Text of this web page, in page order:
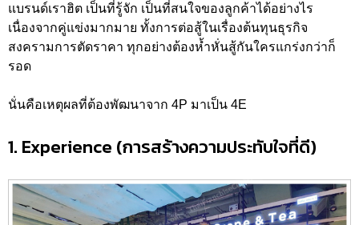
แบรนด์เราฮิต เป็นที่รู้จัก เป็นที่สนใจของลูกค้าได้อย่างไร
เนื่องจากคู่แข่งมากมาย ทั้งการต่อสู้ในเรื่องต้นทุนธุรกิจ
สงครามการตัดราคา ทุกอย่างต้องห้ำหั่นสู้กันใครแกร่งกว่าก็
รอด
นั่นคือเหตุผลที่ต้องพัฒนาจาก 4P มาเป็น 4E
1. Experience (การสร้างความประทับใจที่ดี)